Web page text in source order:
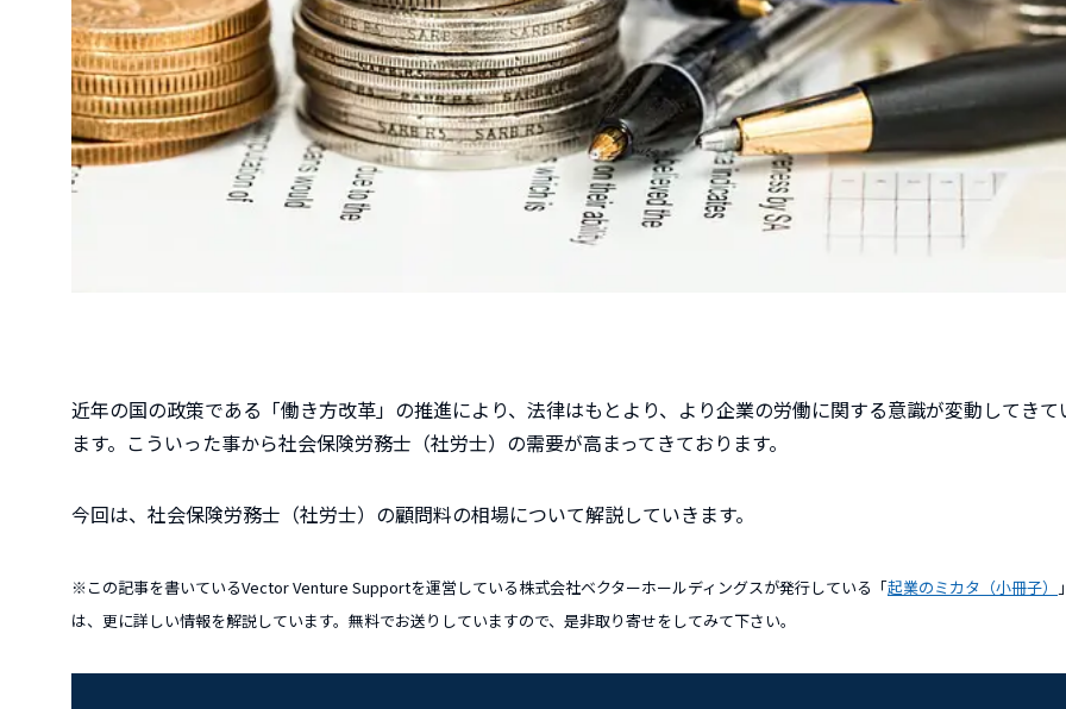
近年の国の政策である「働き方改革」の推進により、法律はもとより、より企業の労働に関する意識が変動してきて
ます。こういった事から社会保険労務士（社労士）の需要が高まってきております。
今回は、社会保険労務士（社労士）の顧問料の相場について解説していきます。
※この記事を書いているVector Venture Supportを運営している株式会社ベクターホールディングスが発行している「起業のミカタ（小冊子）
は、更に詳しい情報を解説しています。無料でお送りしていますので、是非取り寄せをしてみて下さい。